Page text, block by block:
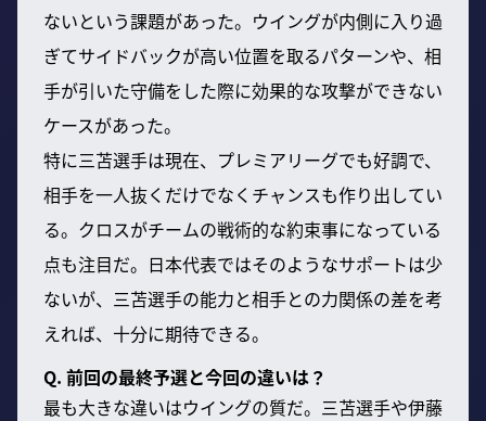
ないという課題があった。ウイングが内側に入り過
ぎてサイドバックが高い位置を取るパターンや、相
手が引いた守備をした際に効果的な攻撃ができない
ケースがあった。
特に三苫選手は現在、プレミアリーグでも好調で、
相手を一人抜くだけでなくチャンスも作り出してい
る。クロスがチームの戦術的な約束事になっている
点も注目だ。日本代表ではそのようなサポートは少
ないが、三苫選手の能力と相手との力関係の差を考
えれば、十分に期待できる。
Q. 前回の最終予選と今回の違いは？
最も大きな違いはウイングの質だ。三苫選手や伊藤